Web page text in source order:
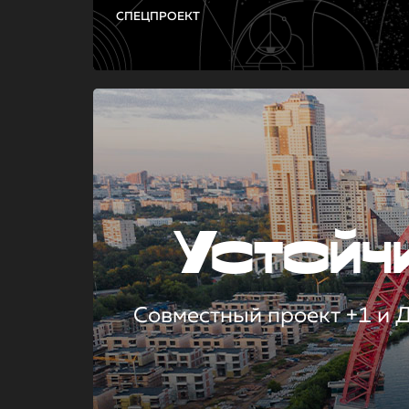
СПЕЦПРОЕКТ
Совместный проект +1 и